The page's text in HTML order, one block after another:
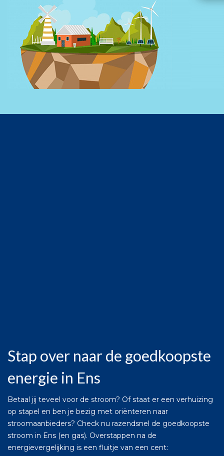
Stap over naar de goedkoopste
energie in Ens
Betaal jij teveel voor de stroom? Of staat er een verhuizing
op stapel en ben je bezig met oriënteren naar
stroomaanbieders? Check nu razendsnel de goedkoopste
stroom in Ens (en gas). Overstappen na de
energievergelijking is een fluitje van een cent: